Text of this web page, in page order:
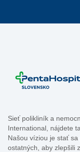
Sieť polikliník a
International, nájdete
Našou víziou je stať
ostatných, aby zlepšili